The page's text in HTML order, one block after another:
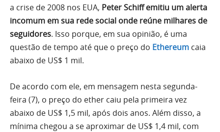
a crise de 2008 nos EUA, Peter Schiff emitiu um alerta
incomum em sua rede social onde reúne milhares de
seguidores. Isso porque, em sua opinião, é uma
questão de tempo até que o preço do Ethereum caia
abaixo de US$ 1 mil.
De acordo com ele, em mensagem nesta segunda-
feira (7), o preço do ether caiu pela primeira vez
abaixo de US$ 1,5 mil, após dois anos. Além disso, a
mínima chegou a se aproximar de US$ 1,4 mil, com